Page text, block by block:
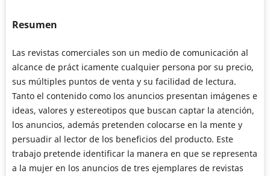
Resumen
Las revistas comerciales son un medio de comunicación al
alcance de práct icamente cualquier persona por su precio,
sus múltiples puntos de venta y su facilidad de lectura.
Tanto el contenido como los anuncios presentan imágenes e
ideas, valores y estereotipos que buscan captar la atención,
los anuncios, además pretenden colocarse en la mente y
persuadir al lector de los beneficios del producto. Este
trabajo pretende identificar la manera en que se representa
a la mujer en los anuncios de tres ejemplares de revistas